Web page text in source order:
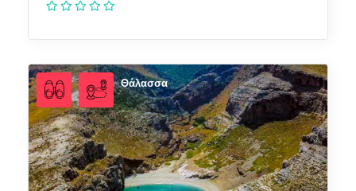
Θάλασσα